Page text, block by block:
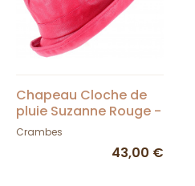
Chapeau Cloche de
pluie Suzanne Rouge -
CRAMBES
Crambes
43,00 €